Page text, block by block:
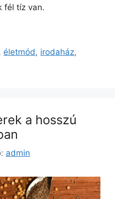
fél tíz van.
, életmód , irodaház,
a hosszú
admin